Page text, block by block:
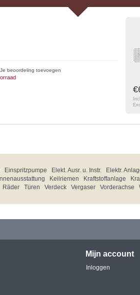
beoordeling toevoegen
Einspritzpumpe Elekt. Ausr. u. Instr. Elektr.
Keilriemen Kraftstoffanlage
Räder Türen Verdeck Vergaser Vorderachse
Mijn account
Inloggen